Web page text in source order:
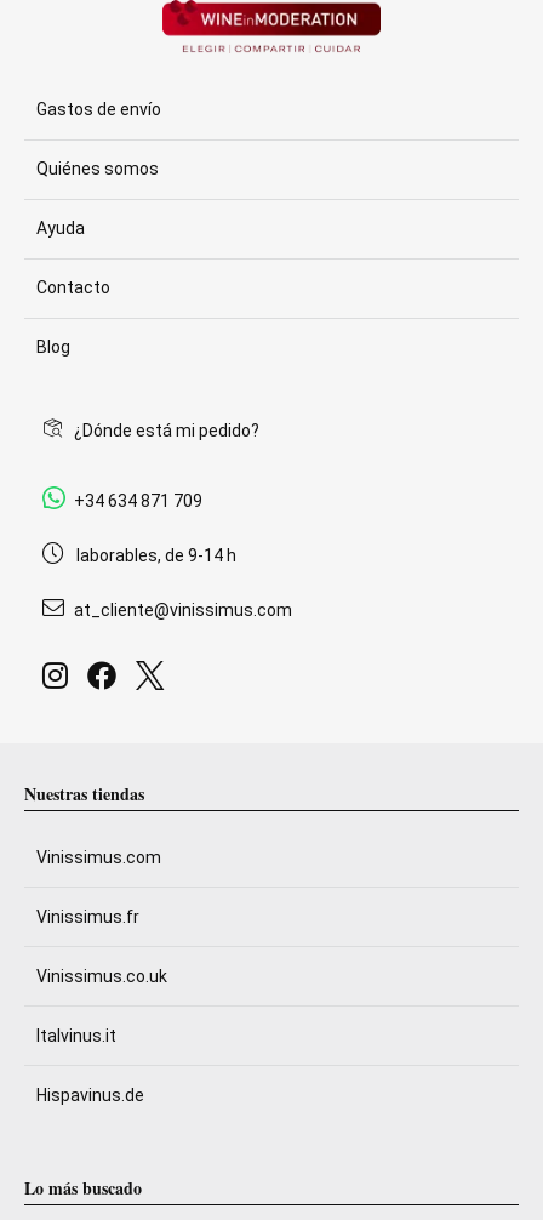
Gastos de envío
Quiénes somos
Ayuda
Contacto
Blog
¿Dónde está mi pedido?
+34 634 871 709
laborables, de 9-14 h
at_cliente@vinissimus.com
Nuestras tiendas
Vinissimus.com
Vinissimus.fr
Vinissimus.co.uk
Italvinus.it
Hispavinus.de
Lo más buscado